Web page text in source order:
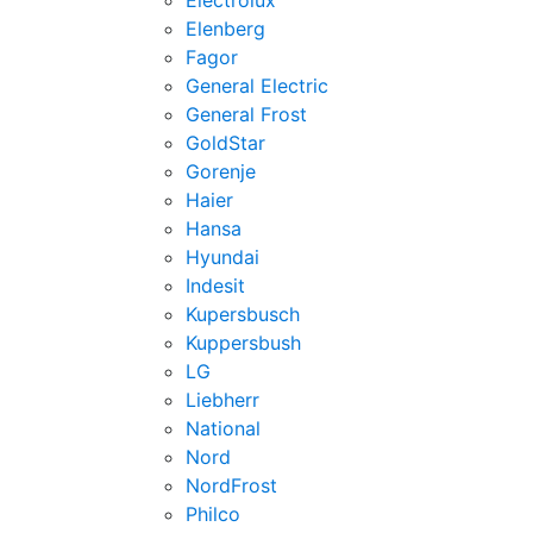
Elenberg
Fagor
General Electric
General Frost
GoldStar
Gorenje
Haier
Hansa
Hyundai
Indesit
Kupersbusch
Kuppersbush
LG
Liebherr
National
Nord
NordFrost
Philco